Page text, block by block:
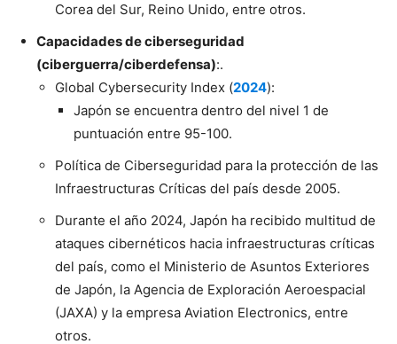
Corea del Sur, Reino Unido, entre otros.
Capacidades de ciberseguridad
(ciberguerra/ciberdefensa):.
Global Cybersecurity Index (2024):
Japón se encuentra dentro del nivel 1 de
puntuación entre 95-100.
Política de Ciberseguridad para la protección de las
Infraestructuras Críticas del país desde 2005.
Durante el año 2024, Japón ha recibido multitud de
ataques cibernéticos hacia infraestructuras críticas
del país, como el Ministerio de Asuntos Exteriores
de Japón, la Agencia de Exploración Aeroespacial
(JAXA) y la empresa Aviation Electronics, entre
otros.